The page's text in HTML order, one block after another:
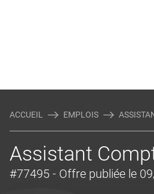
ACCUEIL EMPLOIS
Assistant
#77495 - Offre publiée le